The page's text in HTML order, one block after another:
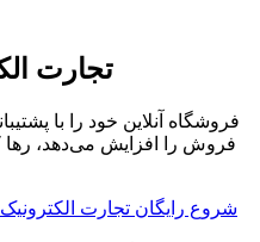
تجارت
فروشگاه آنلاین خود را با
فروش را افزایش می‌دهد،
شروع رایگان تجارت الکترونیک